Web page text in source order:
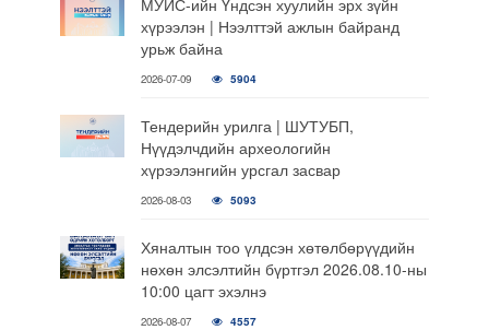
хүрээлэн | Нээлттэй ажлын байранд
урьж байна
2026-07-09 5904
Тендерийн урилга | ШУТУБП,
Нүүдэлчдийн археологийн
хүрээлэнгийн урсгал засвар
2026-08-03 5093
Хяналтын тоо үлдсэн хөтөлбөрүүдийн
нөхөн элсэлтийн бүртгэл 2026.08.10-ны
10:00 цагт эхэлнэ
2026-08-07 4557